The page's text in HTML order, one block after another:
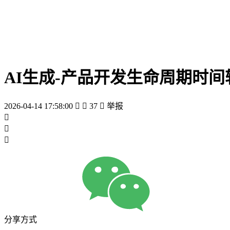
AI生成-产品开发生命周期时间
2026-04-14 17:58:00   37  举报



分享方式